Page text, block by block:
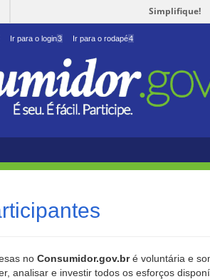
Simplifique!
Ir para o login3 Ir para o rodapé4
no Consumidor.gov.bré voluntária e
analisar e investir todos os esforços